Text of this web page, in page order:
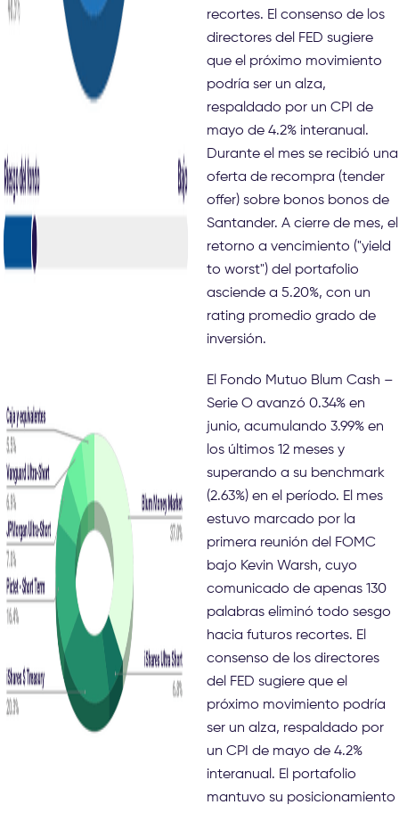
recortes. El consenso de los
directores del FED sugiere
que el próximo movimiento
podría ser un alza,
respaldado por un CPI de
mayo de 4.2% interanual.
Durante el mes se recibió una
oferta de recompra (tender
offer) sobre bonos bonos de
Santander. A cierre de mes, el
retorno a vencimiento ("yield
to worst") del portafolio
asciende a 5.20%, con un
rating promedio grado de
inversión.
El Fondo Mutuo Blum Cash –
Serie O avanzó 0.34% en
junio, acumulando 3.99% en
los últimos 12 meses y
superando a su benchmark
(2.63%) en el período. El mes
estuvo marcado por la
primera reunión del FOMC
bajo Kevin Warsh, cuyo
comunicado de apenas 130
palabras eliminó todo sesgo
hacia futuros recortes. El
consenso de los directores
del FED sugiere que el
próximo movimiento podría
ser un alza, respaldado por
un CPI de mayo de 4.2%
interanual. El portafolio
mantuvo su posicionamiento